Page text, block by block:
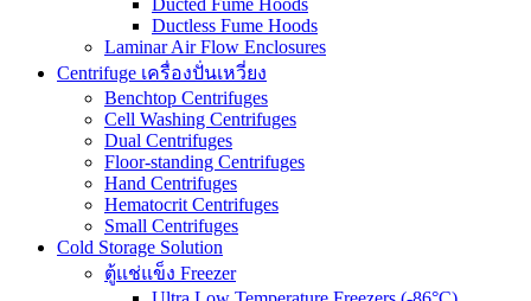
Ducted Fume Hoods
Ductless Fume Hoods
Laminar Air Flow Enclosures
Centrifuge เครื่องปั่นเหวี่ยง
Benchtop Centrifuges
Cell Washing Centrifuges
Dual Centrifuges
Floor-standing Centrifuges
Hand Centrifuges
Hematocrit Centrifuges
Small Centrifuges
Cold Storage Solution
ตู้แช่แข็ง Freezer